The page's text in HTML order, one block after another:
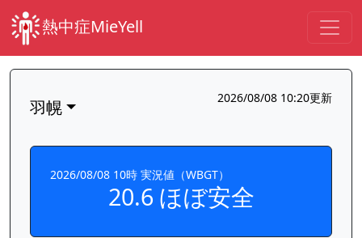
熱中症MieYell
羽幌 2026/08/08 10:20更新
2026/08/08 10時 実況値（WBGT）
20.6 ほぼ安全